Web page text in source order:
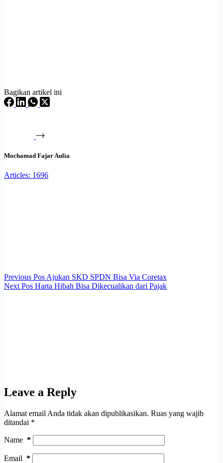
Bagikan artikel ini
Mochamad Fajar Aulia
Articles: 1696
Previous Pos Ajukan SKD SPDN Bisa Via Coretax
Next Pos Harta Hibah Bisa Dikecualikan dari Pajak
Leave a Reply
Alamat email Anda tidak akan dipublikasikan. Ruas yang wajib
ditandai *
Name *
Email *